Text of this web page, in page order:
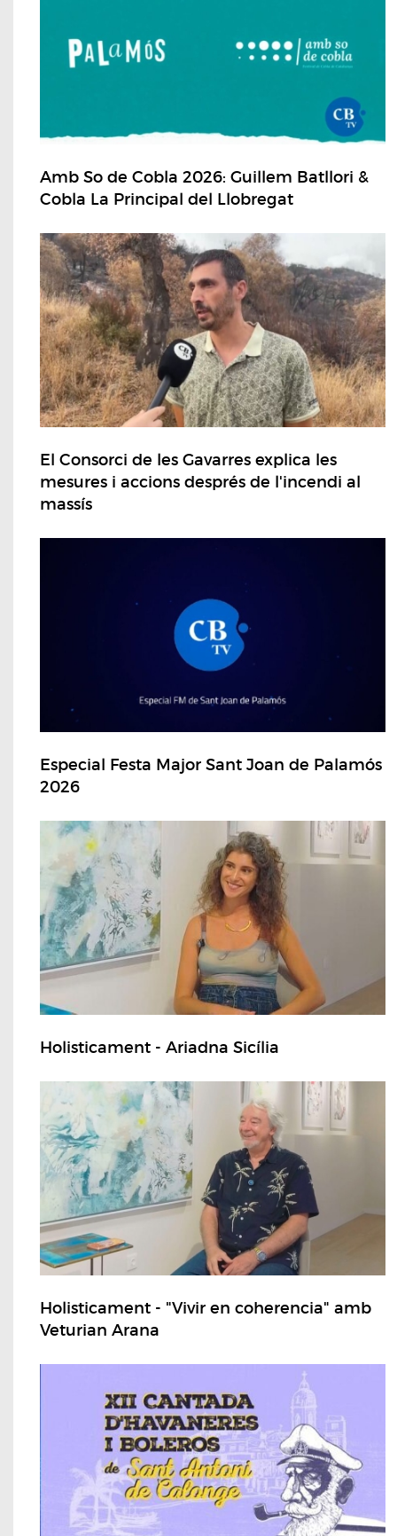
Amb So de Cobla 2026: Guillem Batllori &
Cobla La Principal del Llobregat
El Consorci de les Gavarres explica les
mesures i accions després de l'incendi al
massís
Especial Festa Major Sant Joan de Palamós
2026
Holisticament - Ariadna Sicília
Holisticament - "Vivir en coherencia" amb
Veturian Arana